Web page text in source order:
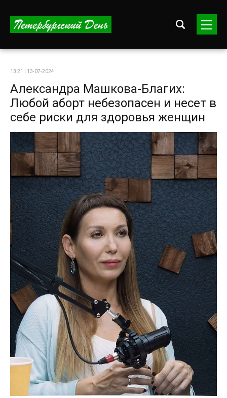
13:21 | 13-07-2024
Александра Машкова-Благих:
Любой аборт небезопасен и несет в
себе риски для здоровья женщин